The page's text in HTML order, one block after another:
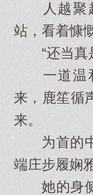
人越聚越
站，看着慷
“还当真
一道温和
来，鹿笙循
来。
为首的中
端庄步履娴
她的身侧